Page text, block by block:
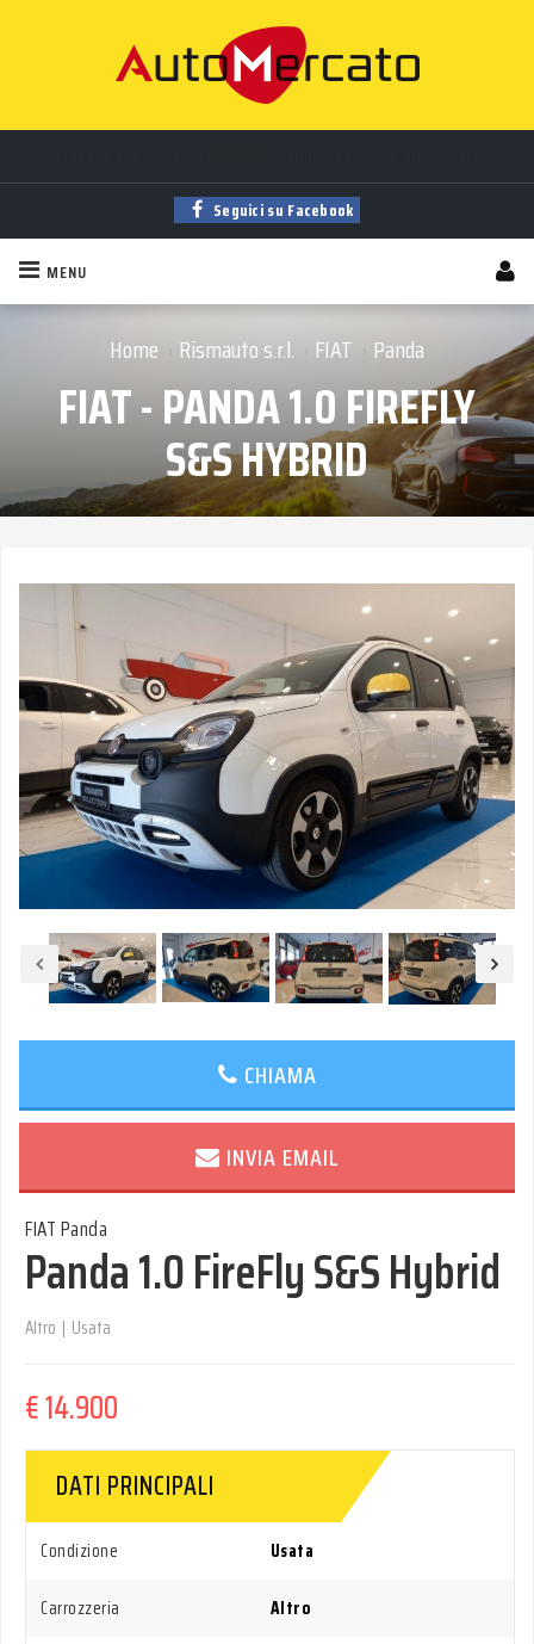
Autonuove,usate, akm 0eaziendaliin vendita!
Seguici su Facebook
MENU
Home › Rismauto s.r.l. › FIAT › Panda
FIAT - PANDA 1.0 FIREFLY
S&S HYBRID
CHIAMA
INVIA EMAIL
FIAT Panda
Panda 1.0 FireFly S&S Hybrid
Altro | Usata
€ 14.900
DATI PRINCIPALI
Condizione
Usata
Carrozzeria
Altro